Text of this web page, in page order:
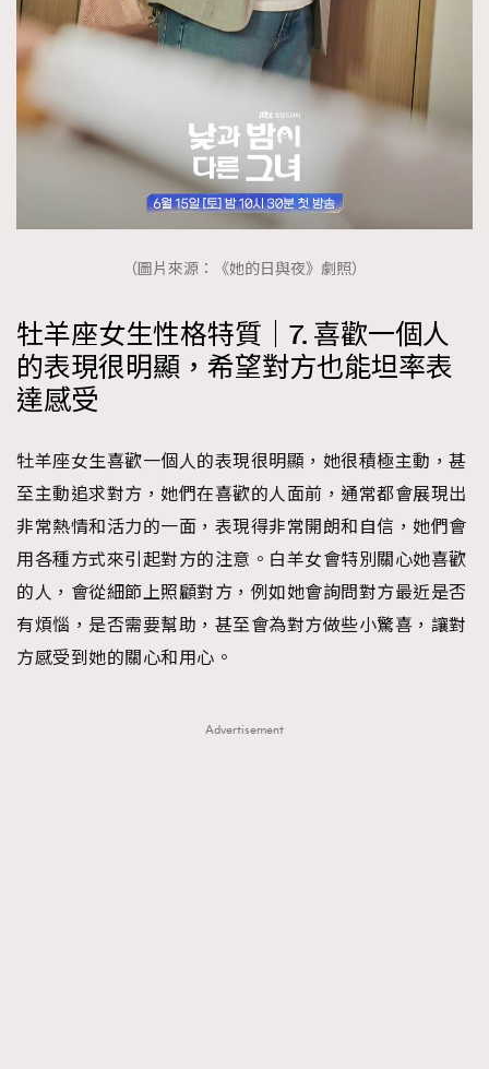
（圖片來源：《她的日與夜》劇照）
牡羊座女生性格特質｜7. 喜歡一個人
的表現很明顯，希望對方也能坦率表
達感受
牡羊座女生喜歡一個人的表現很明顯，她很積極主動，甚
至主動追求對方，她們在喜歡的人面前，通常都會展現出
非常熱情和活力的一面，表現得非常開朗和自信，她們會
用各種方式來引起對方的注意。白羊女會特別關心她喜歡
的人，會從細節上照顧對方，例如她會詢問對方最近是否
有煩惱，是否需要幫助，甚至會為對方做些小驚喜，讓對
方感受到她的關心和用心。
Advertisement